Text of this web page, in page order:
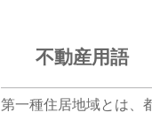
不動産用語
第一種住居地域とは、